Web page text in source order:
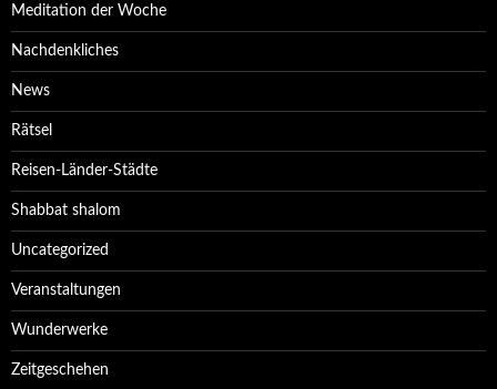
Meditation der Woche
Nachdenkliches
News
Rätsel
Reisen-Länder-Städte
Shabbat shalom
Uncategorized
Veranstaltungen
Wunderwerke
Zeitgeschehen